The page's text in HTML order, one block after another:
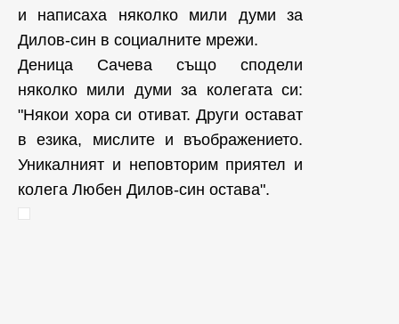
и написаха няколко мили думи за
Дилов-син в социалните мрежи.
Деница Сачева също сподели
няколко мили думи за колегата си:
"Някои хора си отиват. Други остават
в езика, мислите и въображението.
Уникалният и неповторим приятел и
колега Любен Дилов-син остава".